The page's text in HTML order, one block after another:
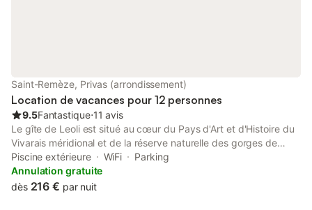
Saint-Remèze, Privas (arrondissement)
Location de vacances pour 12 personnes
9.5Fantastique⋅11 avis
Le gîte de Leoli est situé au cœur du Pays d'Art et d'Histoire du
Vivarais méridional et de la réserve naturelle des gorges de
l'Ardèche. Notre maison en pierre de Provence, convient autant
au grande famille, qu'au groupe d'amis ou tout simplement a
ceux qui aiment l'espace. Label : Gite de France classé en 4
Piscine extérieure WiFi
Parking
Annulation gratuite
dès 216 € par nuit